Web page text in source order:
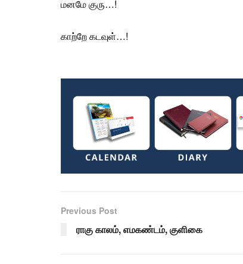
மனமே குரு…!
காற்றே கடவுள்…!
Previous Post
ராகு காலம், எமகண்டம், குளிகை